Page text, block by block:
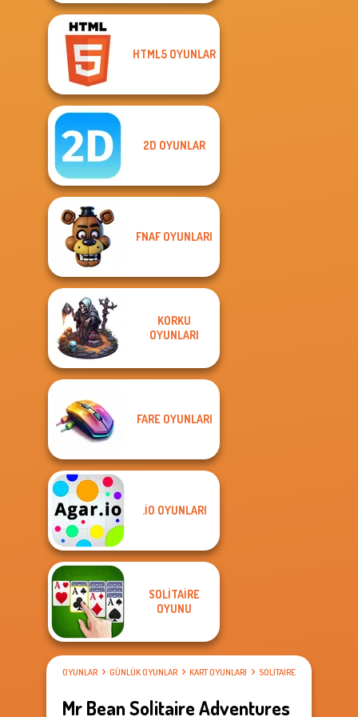
HTML5 OYUNLAR
2D OYUNLAR
FNAF OYUNLARI
KORKU
OYUNLARI
FARE OYUNLARI
.IO OYUNLARI
SOLITAIRE
OYUNU
OYUNLAR GÜNLÜK OYUNLAR KART OYUNLARI SOLITAIRE OYUNU
Mr Bean Solitaire Adventures